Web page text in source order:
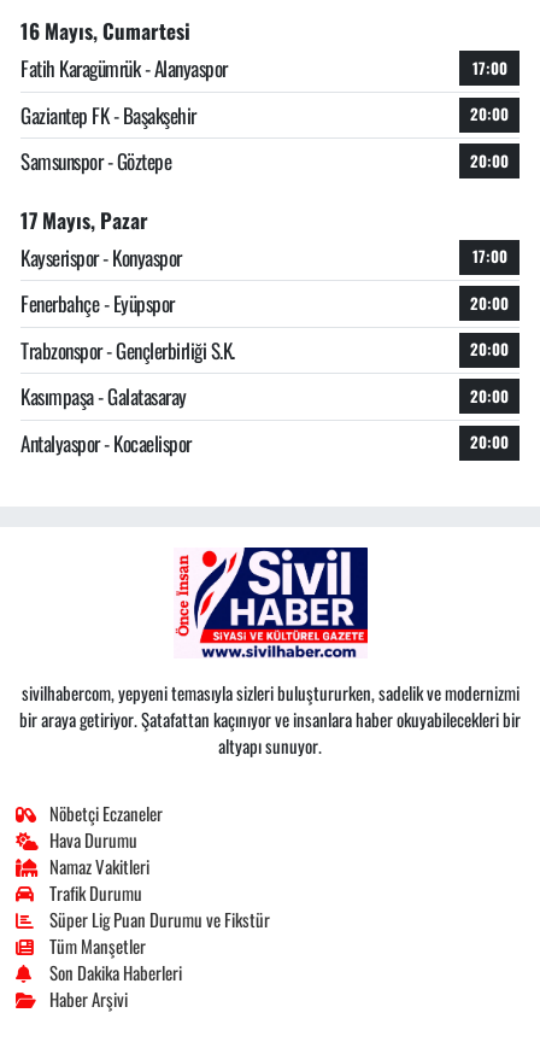
16 Mayıs, Cumartesi
Fatih Karagümrük - Alanyaspor
17:00
Gaziantep FK - Başakşehir 20:00
Samsunspor - Göztepe 20:00
17 Mayıs, Pazar
Kayserispor - Konyaspor
17:00
Fenerbahçe - Eyüpspor 20:00
Trabzonspor - Gençlerbirliği S.K. 20:00
Kasımpaşa - Galatasaray 20:00
Antalyaspor - Kocaelispor 20:00
sivilhabercom, yepyeni temasıyla sizleri buluştururken, sadelik ve modernizmi
bir araya getiriyor. Şatafattan kaçınıyor ve insanlara haber okuyabilecekleri bir
altyapı sunuyor.
Nöbetçi Eczaneler
Hava Durumu
Namaz Vakitleri
Trafik Durumu
Süper Lig Puan Durumu ve Fikstür
Tüm Manşetler
Son Dakika Haberleri
Haber Arşivi